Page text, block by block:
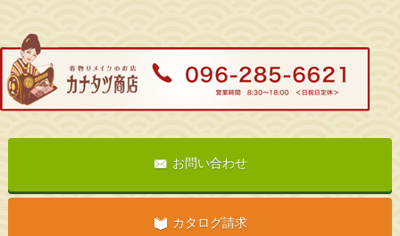
お問い合わせ
カタログ請求